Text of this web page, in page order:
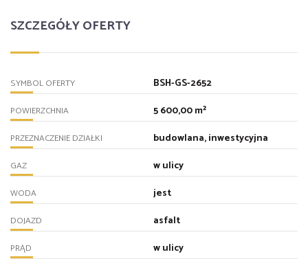
SZCZEGÓŁY OFERTY
SYMBOL OFERTY BSH-GS-2652
POWIERZCHNIA 5 600,00 m²
PRZEZNACZENIE DZIAŁKI budowlana, inwestycyjna
GAZ w ulicy
WODA jest
DOJAZD asfalt
PRĄD w ulicy